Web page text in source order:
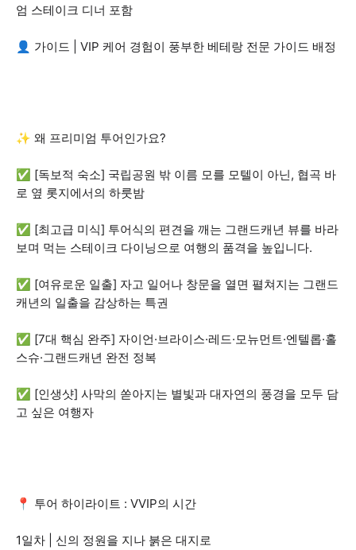
엄 스테이크 디너 포함
👤 가이드 | VIP 케어 경험이 풍부한 베테랑 전문 가이드 배정
✨ 왜 프리미엄 투어인가요?
✅ [독보적 숙소] 국립공원 밖 이름 모를 모텔이 아닌, 협곡 바
로 옆 롯지에서의 하룻밤
✅ [최고급 미식] 투어식의 편견을 깨는 그랜드캐년 뷰를 바라
보며 먹는 스테이크 다이닝으로 여행의 품격을 높입니다.
✅ [여유로운 일출] 자고 일어나 창문을 열면 펼쳐지는 그랜드
캐년의 일출을 감상하는 특권
✅ [7대 핵심 완주] 자이언·브라이스·레드·모뉴먼트·엔텔롭·홀
스슈·그랜드캐년 완전 정복
✅ [인생샷] 사막의 쏟아지는 별빛과 대자연의 풍경을 모두 담
고 싶은 여행자
📍 투어 하이라이트 : VVIP의 시간
1일차 | 신의 정원을 지나 붉은 대지로